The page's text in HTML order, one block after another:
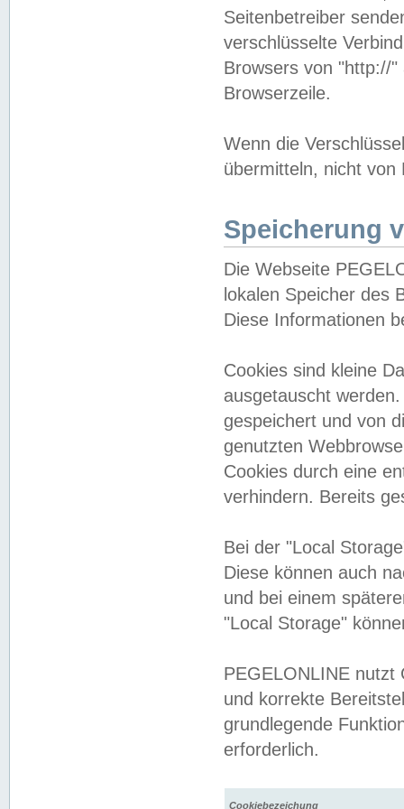
Seitenbetreiber
verschlüsselte
Browsers von "http://
Browserzeile.
Wenn die
übermitteln, nicht von
Speicherung
Die Webseite
lokalen Speicher des
Diese Informationen
Cookies sind kleine
ausgetauscht
gespeichert und von
genutzten
Cookies durch eine
verhindern. Bereits
Bei der "Local
Diese können auch
und bei einem
"Local Storage"
PEGELONLINE nutzt
und korrekte
grundlegende
erforderlich.
Cookiebezeichung